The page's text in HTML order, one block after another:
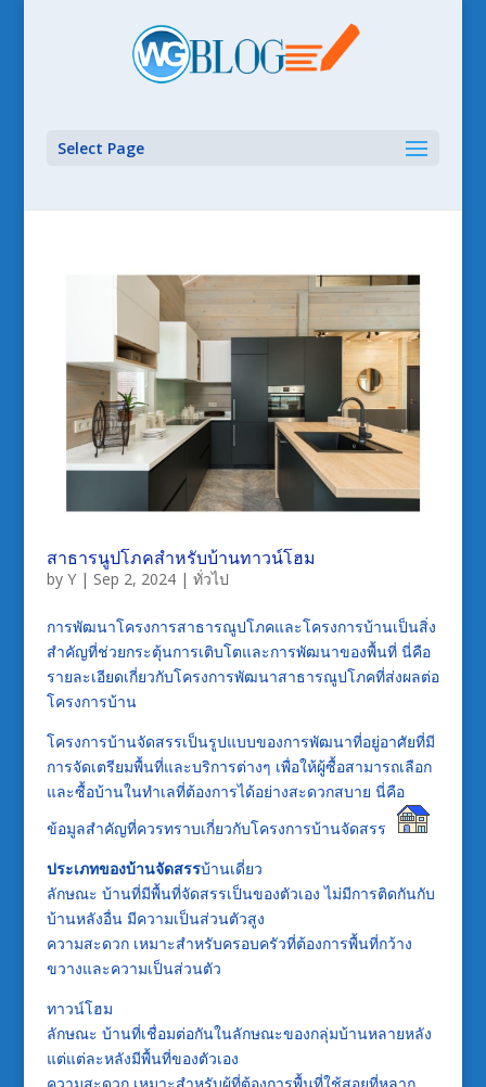
Select Page
สาธารนูปโภคสำหรับบ้านทาวน์โฮม
by Y| Sep 2, 2024| ทั่วไป
การพัฒนาโครงการสาธารณูปโภคและโครงการบ้านเป็นสิ่ง
สำคัญที่ช่วยกระตุ้นการเติบโตและการพัฒนาของพื้นที่ นี่คือ
รายละเอียดเกี่ยวกับโครงการพัฒนาสาธารณูปโภคที่ส่งผลต่อ
โครงการบ้าน
โครงการบ้านจัดสรรเป็นรูปแบบของการพัฒนาที่อยู่อาศัยที่มี
การจัดเตรียมพื้นที่และบริการต่างๆ เพื่อให้ผู้ซื้อสามารถเลือก
และซื้อบ้านในทำเลที่ต้องการได้อย่างสะดวกสบาย นี่คือ
ข้อมูลสำคัญที่ควรทราบเกี่ยวกับโครงการบ้านจัดสรร
ประเภทของบ้านจัดสรรบ้านเดี่ยว
ลักษณะ บ้านที่มีพื้นที่จัดสรรเป็นของตัวเอง ไม่มีการติดกันกับ
บ้านหลังอื่น มีความเป็นส่วนตัวสูง
ความสะดวก เหมาะสำหรับครอบครัวที่ต้องการพื้นที่กว้าง
ขวางและความเป็นส่วนตัว
ทาวน์โฮม
ลักษณะ บ้านที่เชื่อมต่อกันในลักษณะของกลุ่มบ้านหลายหลัง
แต่แต่ละหลังมีพื้นที่ของตัวเอง